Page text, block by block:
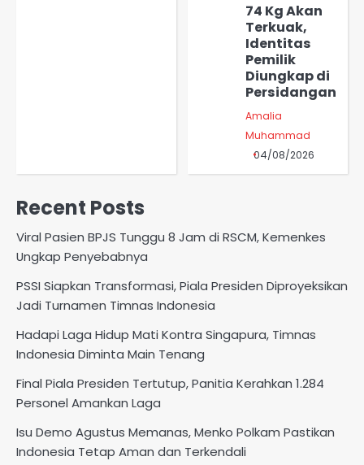
74 Kg Akan
Terkuak,
Identitas
Pemilik
Diungkap di
Persidangan
Amalia
Muhammad
04/08/2026
Recent Posts
Viral Pasien BPJS Tunggu 8 Jam di RSCM, Kemenkes
Ungkap Penyebabnya
PSSI Siapkan Transformasi, Piala Presiden Diproyeksikan
Jadi Turnamen Timnas Indonesia
Hadapi Laga Hidup Mati Kontra Singapura, Timnas
Indonesia Diminta Main Tenang
Final Piala Presiden Tertutup, Panitia Kerahkan 1.284
Personel Amankan Laga
Isu Demo Agustus Memanas, Menko Polkam Pastikan
Indonesia Tetap Aman dan Terkendali